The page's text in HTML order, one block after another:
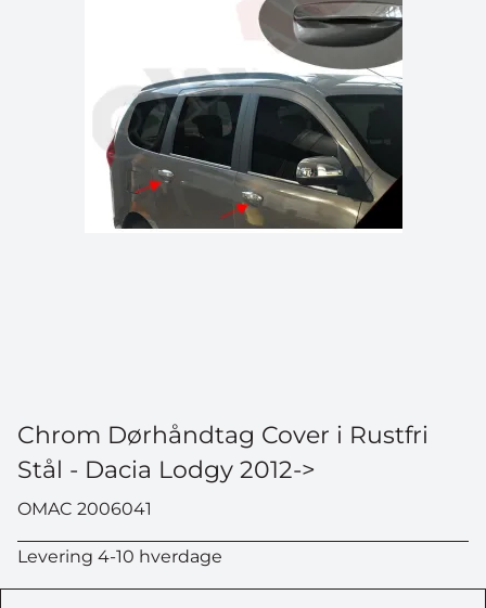
Chrom Dørhåndtag Cover i Rustfri
Stål - Dacia Lodgy 2012->
OMAC 2006041
Levering 4-10 hverdage